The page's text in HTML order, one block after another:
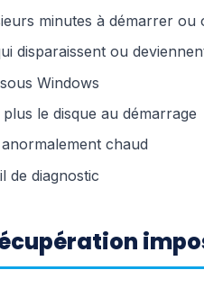
minutes à démarrer
disparaissent ou
Windows
le disque au démarrage
chaud
de diagnostic